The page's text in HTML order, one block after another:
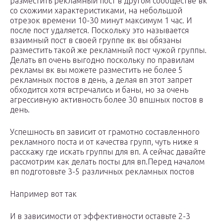
со схожими характеристиками, на небольшой
отрезок времени 10-30 минут максимум 1 час. И
после пост удаляется. Поскольку это называется
взаимный пост в своей группе вк вы обязаны
разместить такой же рекламный пост чужой группы.
Делать вп очень выгодно поскольку по правилам
рекламы вк вы можете разместить не более 5
рекламных постов в день, а делая вп этот запрет
обходится хотя встречались и баны, но за очень
агрессивную активность более 30 впшных постов в
день.
Успешность вп зависит от грамотно составленного
рекламного поста и от качества групп, чуть ниже я
расскажу где искать группы для вп. А сейчас давайте
рассмотрим как делать посты для вп.Перед началом
вп подготовьте 3-5 различных рекламных постов
Например вот так
И в зависимости от эффективности оставьте 2-3